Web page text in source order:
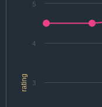
rating 3
4
5